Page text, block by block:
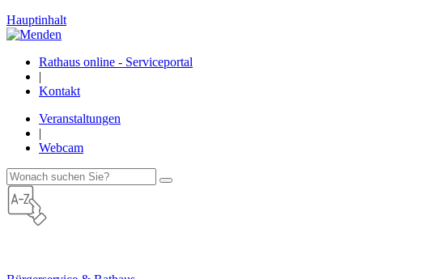
Hauptinhalt
Rathaus online - Serviceportal
|
Kontakt
Veranstaltungen
|
Webcam